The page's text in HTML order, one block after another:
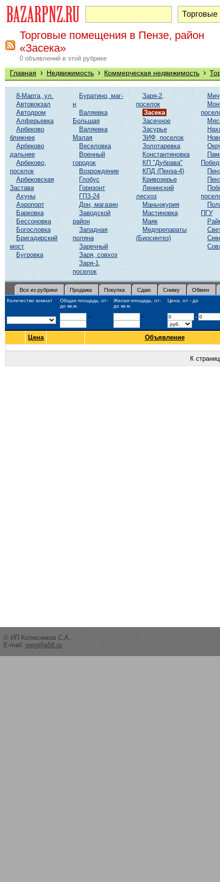
Торговые помещения в Пензе, район
«Засека»
0 объявлений в этой рубрике
Главная › Недвижимость › Коммерческая недвижимость ›
8-Марта, ул.
Автовокзал
Автодром
Алферьевка
Арбеково
ближнее
Арбеково
дальнее
Арбеково,
поселок
Арбековская
Застава
Ахуны
Аэропорт
Барковка
Бессоновка
Богословка
Бригадирский
мост
Бугровка
Буратино, маг-
н
Валяевка
Большая
Валяевка
Малая
Веселовка
Военный
городок
Возрождение
Глобус
Горизонт
ГПЗ-24
Дон, магазин
Заводской
район
Западная
поляна
Заречный
Заря, совхоз
Заря-1,
поселок
Заря-2,
поселок
Засека
Засечное
Засурье
ЗИФ, поселок
Золотаревка
Константиновка
КП "Дубрава"
КПД (Пенза-4)
Кривозерье
Ленинский
лесхоз
Маньчжурия
Мастиновка
Маяк
Медпрепараты
(Биосинтез)
ПГУ
Все из рубрики Продажа Покупка Сдаю Сниму Обмен
Количество комнат
Общая площадь, от-
до кв.м.
Жилая площадь, от-
до кв.м.
Цена, от - до
- - -
Цена Объявление
К
© ИП Колесников С.А.,
E-mail: serg@e58.ru